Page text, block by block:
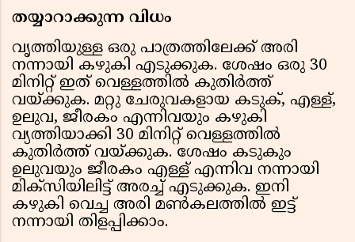
തയ്യാറാക്കുന്ന വിധം
വൃത്തിയുള്ള ഒരു പാത്രത്തിലേക്ക് അരി
നന്നായി കഴുകി എടുക്കുക. ശേഷം ഒരു 30
മിനിറ്റ് ഇത് വെള്ളത്തിൽ കുതിർത്ത്
വയ്ക്കുക. മറ്റു ചേരുവകളായ കടുക്, എള്ള്,
ഉലുവ, ജീരകം എന്നിവയും കഴുകി
വ്യത്തിയാക്കി 30 മിനിറ്റ് വെള്ളത്തിൽ
കുതിർത്ത് വയ്ക്കുക. ശേഷം കടുകും
ഉലുവയും ജീരകം എള്ള് എന്നിവ നന്നായി
മിക്സിയിലിട്ട് അരച്ച് എടുക്കുക. ഇനി
കഴുകി വെച്ച അരി മൺകലത്തിൽ ഇട്ട്
നന്നായി തിളപ്പിക്കാം.